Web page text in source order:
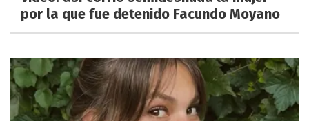
por la que fue detenido Facundo Moyano